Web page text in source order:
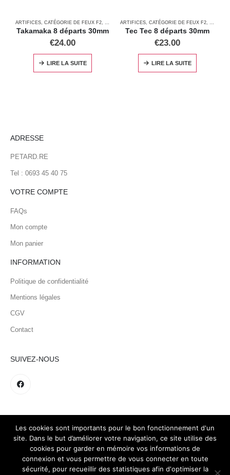
ARTIFICES CATÉGORIE DE FEUX F2 FEUX AUTOMATIQUES
Takamaka 8 départs 30mm
€24.00
LIRE LA SUITE
ARTIFICES CATÉGORIE DE FEUX F2
Tec Tec 8 départs 30mm
€23.00
LIRE LA SUITE
ADRESSE
PETARD.RE
Tel : 0693 45 40 75
VOTRE COMPTE
FAQs
Mon compte
Mon panier
INFORMATION
Politique de confidentialité
Mentions légales
CGV
Contact
SUIVEZ-NOUS
Les cookies sont importants pour le bon fonctionnement d'un
site. Dans le but d’améliorer votre navigation, ce site utilise des
cookies pour garder en mémoire vos informations de
connexion et vous permettre de vous connecter en toute
sécurité, pour recueillir des statistiques afin d'optimiser la